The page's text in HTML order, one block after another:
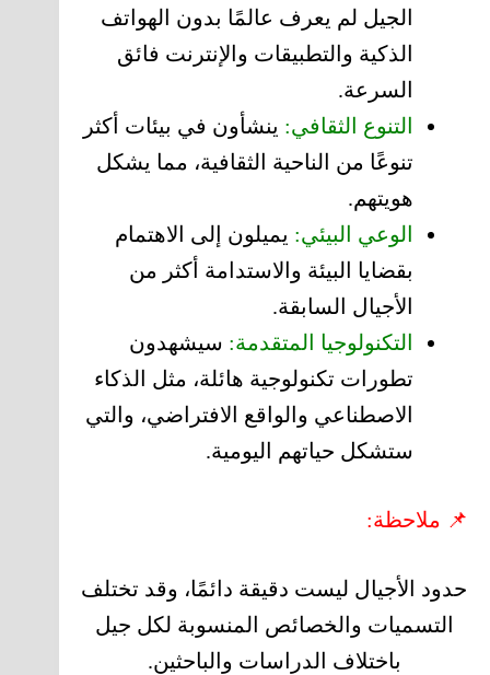
الجيل لم يعرف عالمًا بدون الهواتف
الذكية والتطبيقات والإنترنت فائق
السرعة.
التنوع الثقافي: ينشأون في بيئات أكثر
تنوعًا من الناحية الثقافية، مما يشكل
هويتهم.
الوعي البيئي: يميلون إلى الاهتمام
بقضايا البيئة والاستدامة أكثر من
الأجيال السابقة.
التكنولوجيا المتقدمة: سيشهدون
تطورات تكنولوجية هائلة، مثل الذكاء
الاصطناعي والواقع الافتراضي، والتي
ستشكل حياتهم اليومية.
📌 ملاحظة:
حدود الأجيال ليست دقيقة دائمًا، وقد تختلف
التسميات والخصائص المنسوبة لكل جيل
باختلاف الدراسات والباحثين.